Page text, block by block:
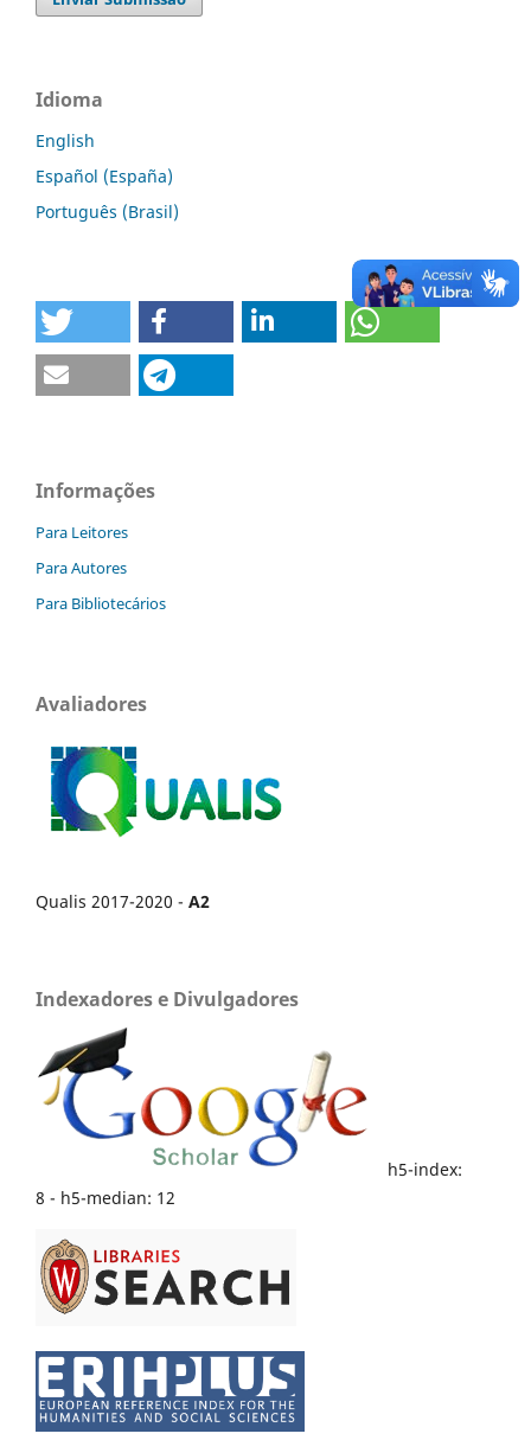
Idioma
English
Español (España)
Português (Brasil)
Informações
Para Leitores
Para Autores
Para Bibliotecários
Avaliadores
Qualis 2017-2020 - A2
Indexadores e Divulgadores
h5-index:
8 - h5-median: 12